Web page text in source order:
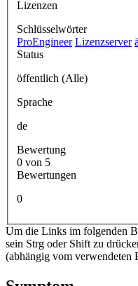
Lizenzen
Schlüsselwörter
ProEngineer Lizenzserver
Status
öffentlich (Alle)
Sprache
de
Bewertung
0 von 5
Bewertungen
0
Um die Links im folgenden
sein Strg oder Shift zu
(abhängig vom verwendeten